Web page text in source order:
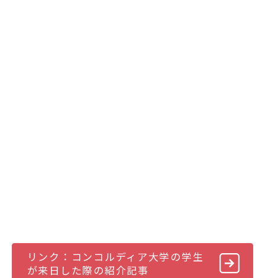
リンク：コンコルディア大学の学生
が来日した際の紹介記事